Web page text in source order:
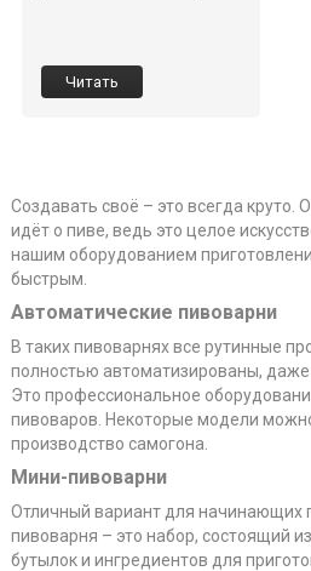
Читать
Создавать своё – это всегда круто.
идёт о пиве, ведь это целое
нашим оборудованием
быстрым.
Автоматические пивоварни
В таких пивоварнях все рутинные
полностью автоматизированы, даже
Это профессиональное
пивоваров. Некоторые модели
производство самогона.
Мини-пивоварни
Отличный вариант для начинающих
пивоварня – это набор, состоящий
бутылок и ингредиентов для